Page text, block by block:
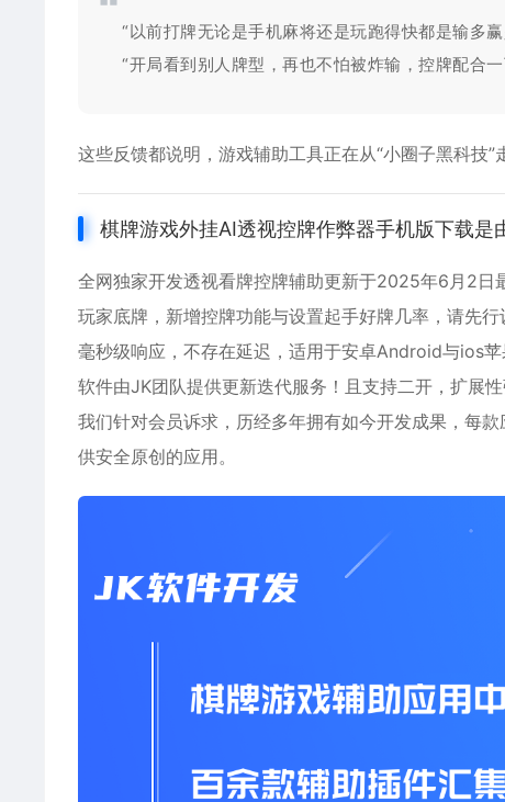
“以前打牌无论是手机麻将还是玩跑得快都是输多
“开局看到别人牌型，再也不怕被炸输，控牌配合
这些反馈都说明， 游戏辅助工具正在从“小圈子黑科技”
棋牌游戏外挂AI透视控牌作弊器手机版下载是
全网独家开发透视看牌控牌辅助更新于2025年6月2日
玩家底牌，新增控牌功能与设置起手好牌几率，请先
毫秒级响应，不存在延迟，适用于安卓Android与ios
软件由JK团队提供更新迭代服务！且支持二开，扩展
我们针对会员诉求，历经多年拥有如今开发成果，每
供安全原创的应用。